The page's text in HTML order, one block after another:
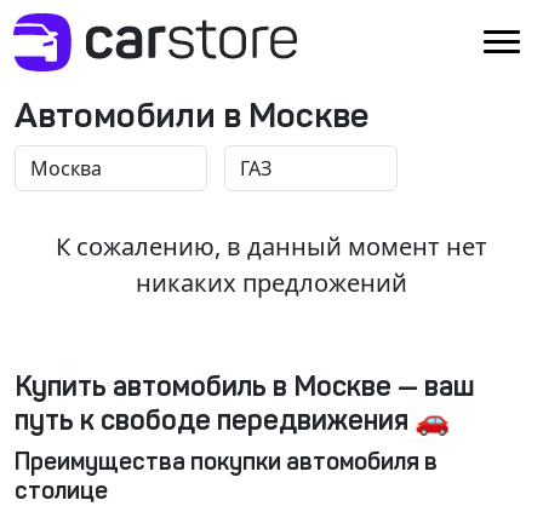
Автомобили в Москве
К сожалению, в данный момент нет
никаких предложений
Купить автомобиль в Москве — ваш
путь к свободе передвижения 🚗
Преимущества покупки автомобиля в
столице